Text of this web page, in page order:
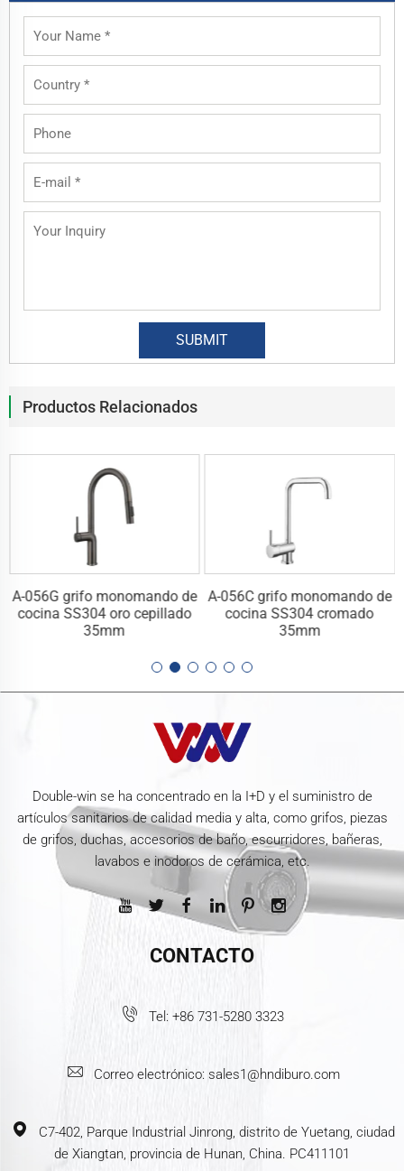
Productos Relacionados
A-056G grifo monomando de
cocina SS304 oro cepillado
35mm
A-056C grifo monomando de
cocina SS304 cromado
35mm
Double-win se ha concentrado en la I+D y el suministro de
artículos sanitarios de calidad media y alta, como grifos, piezas
de grifos, duchas, accesorios de baño, escurridores, bañeras,
lavabos e inodoros de cerámica, etc.
CONTACTO
Tel: +86 731-5280 3323
Correo electrónico: sales1@hndiburo.com
C7-402, Parque Industrial Jinrong, distrito de Yuetang, ciudad
de Xiangtan, provincia de Hunan, China. PC411101